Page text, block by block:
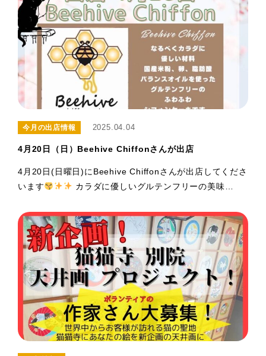
今月の出店情報 2025.04.04
4月20日（日）Beehive Chiffonさんが出店
4月20日(日曜日)にBeehive Chiffonさんが出店してくださ
います
カラダに優しいグルテンフリーの美味…